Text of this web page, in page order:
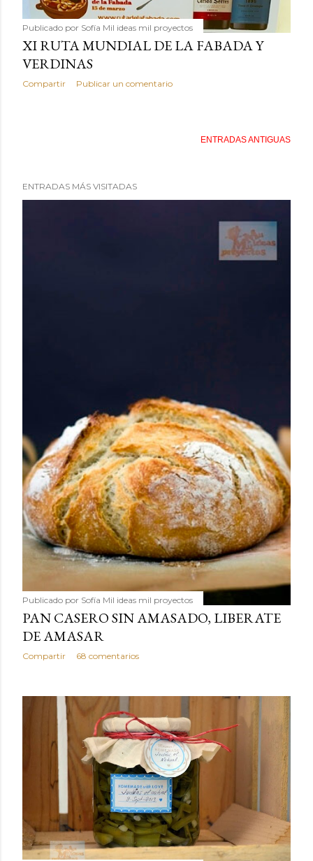
Publicado por Sofía Mil ideas mil proyectos
XI RUTA MUNDIAL DE LA FABADA Y
VERDINAS
Compartir Publicar un comentario
ENTRADAS ANTIGUAS
ENTRADAS MÁS VISITADAS
Publicado por Sofía Mil ideas mil proyectos
PAN CASERO SIN AMASADO, LIBERATE
DE AMASAR
Compartir 68 comentarios